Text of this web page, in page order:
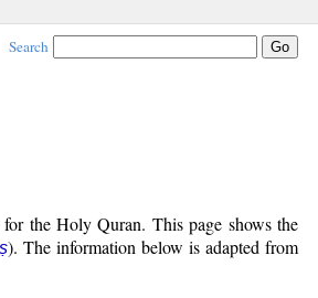
Search
the Holy Quran. This page shows the
). The information below is adapted from